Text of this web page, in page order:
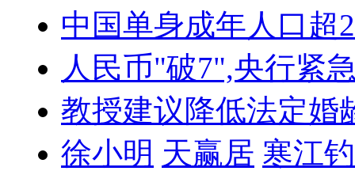
中国单身成年人口超
人民币"破7",央行紧
教授建议降低法定婚
徐小明 天赢居 寒江